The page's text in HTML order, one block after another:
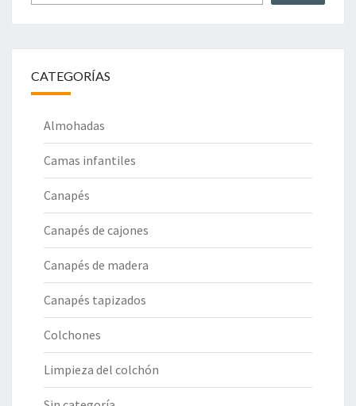
CATEGORÍAS
Almohadas
Camas infantiles
Canapés
Canapés de cajones
Canapés de madera
Canapés tapizados
Colchones
Limpieza del colchón